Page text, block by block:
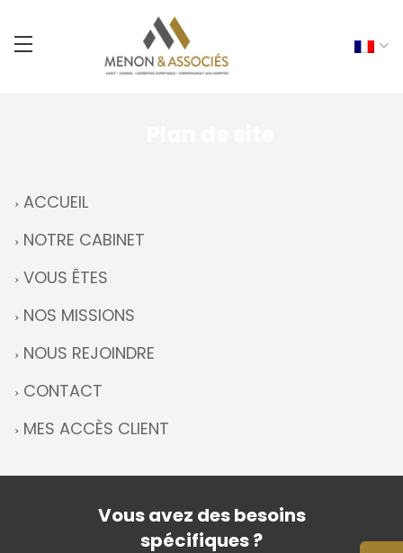
ACCUEIL
NOTRE CABINET
VOUS ÊTES
NOS MISSIONS
NOUS REJOINDRE
CONTACT
MES ACCÈS CLIENT
Vous avez des besoins
spécifiques ?